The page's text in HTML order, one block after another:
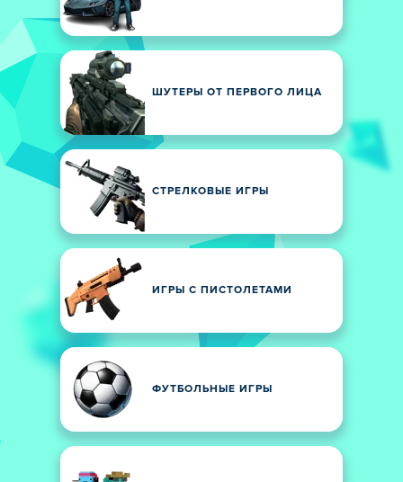
ШУТЕРЫ ОТ ПЕРВОГО ЛИЦА
СТРЕЛКОВЫЕ ИГРЫ
ИГРЫ С ПИСТОЛЕТАМИ
ФУТБОЛЬНЫЕ ИГРЫ